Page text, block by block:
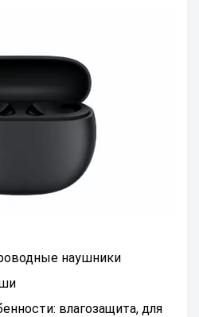
наушники
влагозащита, для